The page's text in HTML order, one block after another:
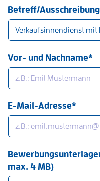
Betreff/
Vor- und Nachname*
E-Mail-Adresse*
max. 4 MB)